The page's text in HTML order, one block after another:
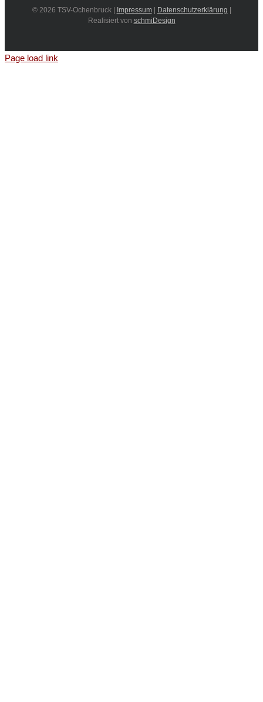
© 2026 TSV-Ochenbruck | Impressum| Datenschutzerklärung
Realisiert von schmiDesign
Page load link